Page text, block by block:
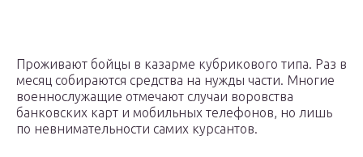
Проживают бойцы в казарме кубрикового типа. Раз в
месяц собираются средства на нужды части. Многие
военнослужащие отмечают случаи воровства
банковских карт и мобильных телефонов, но лишь
по невнимательности самих курсантов.